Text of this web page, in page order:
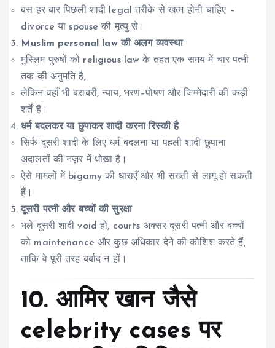
बस हर बार पिछली शादी legal तरीके से खत्म होनी चाहिए –
divorce या spouse की मृत्यु से।
Muslim personal law की अलग व्यवस्था
मुस्लिम पुरुषों को religious law के तहत एक समय में चार पत्नी
तक की अनुमति है,
लेकिन वहाँ भी बराबरी, न्याय, भरण–पोषण और जिम्मेदारी की कड़ी
शर्तें हैं।
धर्म बदलकर या छुपाकर शादी करना रिस्की है
सिर्फ दूसरी शादी के लिए धर्म बदलना या पहली शादी छुपाना
अदालतों की नज़र में धोखा है।
ऐसे मामलों में bigamy की धाराएँ और भी सख्ती से लागू हो सकती
हैं।
दूसरी पत्नी और बच्चों की सुरक्षा
भले दूसरी शादी void हो, courts अक्सर दूसरी पत्नी और बच्चों
को maintenance और कुछ अधिकार देने की कोशिश करते हैं,
ताकि वे पूरी तरह बर्बाद न हों।
10. आमिर खान जैसे
celebrity cases पर